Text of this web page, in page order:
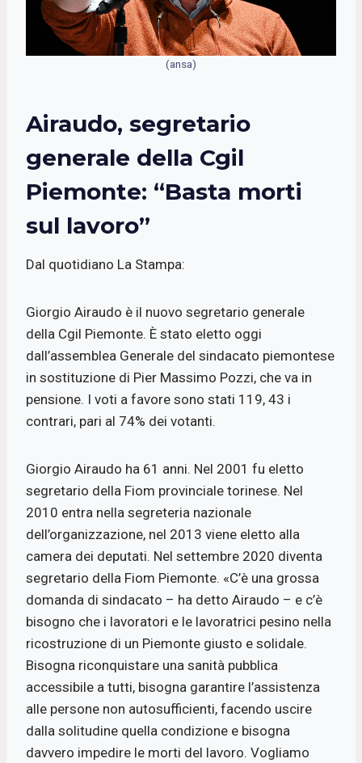
(ansa)
Airaudo, segretario
generale della Cgil
Piemonte: “Basta morti
sul lavoro”
Dal quotidiano La Stampa:
Giorgio Airaudo è il nuovo segretario generale
della Cgil Piemonte. È stato eletto oggi
dall’assemblea Generale del sindacato piemontese
in sostituzione di Pier Massimo Pozzi, che va in
pensione. I voti a favore sono stati 119, 43 i
contrari, pari al 74% dei votanti.
Giorgio Airaudo ha 61 anni. Nel 2001 fu eletto
segretario della Fiom provinciale torinese. Nel
2010 entra nella segreteria nazionale
dell’organizzazione, nel 2013 viene eletto alla
camera dei deputati. Nel settembre 2020 diventa
segretario della Fiom Piemonte. «C’è una grossa
domanda di sindacato – ha detto Airaudo – e c’è
bisogno che i lavoratori e le lavoratrici pesino nella
ricostruzione di un Piemonte giusto e solidale.
Bisogna riconquistare una sanità pubblica
accessibile a tutti, bisogna garantire l’assistenza
alle persone non autosufficienti, facendo uscire
dalla solitudine quella condizione e bisogna
davvero impedire le morti del lavoro. Vogliamo